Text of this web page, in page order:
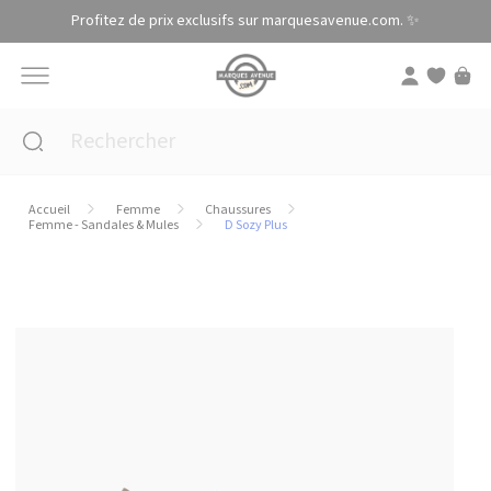
Profitez de prix exclusifs sur marquesavenue.com. ✨
Accueil Femme
Chaussures
Femme - Sandales & Mules
D Sozy Plus
Panneau de gestion des cookies